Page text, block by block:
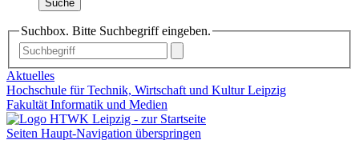
Suche
Suchbox. Bitte Suchbegriff eingeben.
Aktuelles
Hochschule für Technik, Wirtschaft und Kultur Leipzig
Fakultät Informatik und Medien
Seiten Haupt-Navigation überspringen